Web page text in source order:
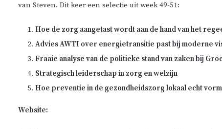
van Steven. Dit keer een selectie uit week 49-51:
Hoe de zorg aangetast wordt aan de hand van het
Advies AWTI over energietransitie past bij moderne
Fraaie analyse van de politieke stand van zaken bij
Strategisch leiderschap in zorg en welzijn
Hoe preventie in de gezondheidszorg lokaal echt
Website: